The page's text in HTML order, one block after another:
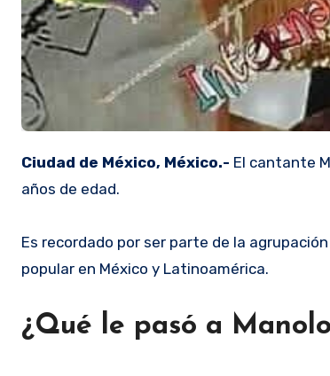
Ciudad de México, México.- El cantante
años de edad.
Es recordado por ser parte de la
popular en México y Latinoamérica.
¿Qué le pasó a